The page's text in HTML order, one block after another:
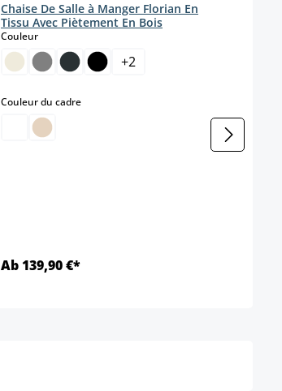
Chaise De Salle à Manger Florian En
Tissu Avec Piètement En Bois
Couleurselect
+2
Couleur du cadreselect
Ab 139,90 €*